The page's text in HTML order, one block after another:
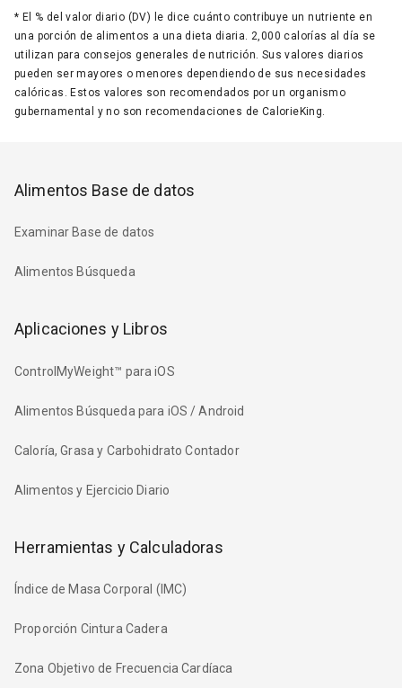
* El % del valor diario (DV) le dice cuánto contribuye un nutriente en
una porción de alimentos a una dieta diaria. 2,000 calorías al día se
utilizan para consejos generales de nutrición. Sus valores diarios
pueden ser mayores o menores dependiendo de sus necesidades
calóricas. Estos valores son recomendados por un organismo
gubernamental y no son recomendaciones de CalorieKing.
Alimentos Base de datos
Examinar Base de datos
Alimentos Búsqueda
Aplicaciones y Libros
ControlMyWeight™ para iOS
Alimentos Búsqueda para iOS / Android
Caloría, Grasa y Carbohidrato Contador
Alimentos y Ejercicio Diario
Herramientas y Calculadoras
Índice de Masa Corporal (IMC)
Proporción Cintura Cadera
Zona Objetivo de Frecuencia Cardíaca